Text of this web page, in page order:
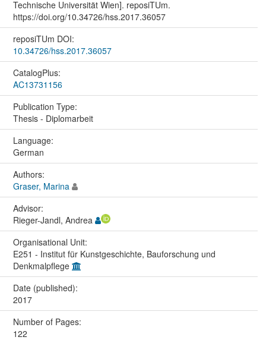
Technische Universität Wien]. reposiTUm.
https://doi.org/10.34726/hss.2017.36057
reposiTUm DOI:
10.34726/hss.2017.36057
CatalogPlus:
AC13731156
Publication Type:
Thesis - Diplomarbeit
Language:
German
Authors:
Graser, Marina
Advisor:
Rieger-Jandl, Andrea
Organisational Unit:
E251 - Institut für Kunstgeschichte, Bauforschung und
Denkmalpflege
Date (published):
2017
Number of Pages:
122